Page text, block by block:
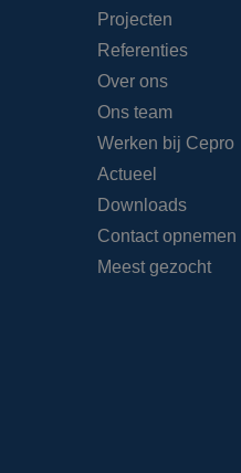
Projecten
Referenties
Over ons
Ons team
Werken bij Cepro
Actueel
Downloads
Contact opnemen
Meest gezocht